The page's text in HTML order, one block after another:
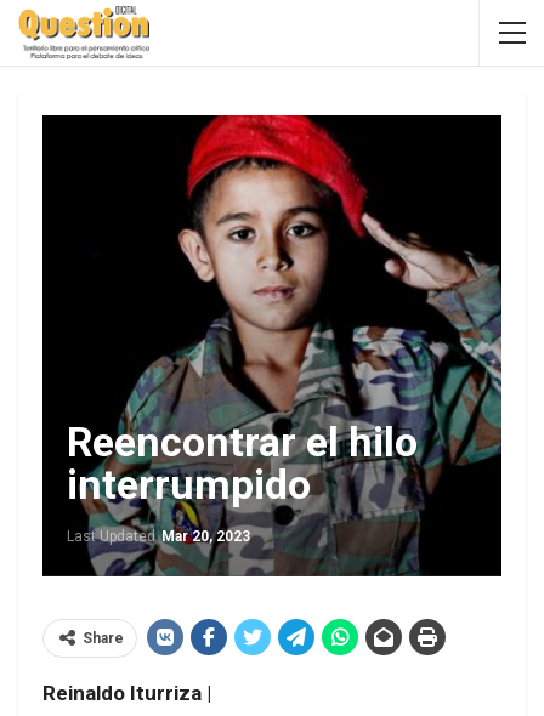
Reencontrar el hilo
interrumpido
Last UpdatedMar 20, 2023
Share
Reinaldo Iturriza |